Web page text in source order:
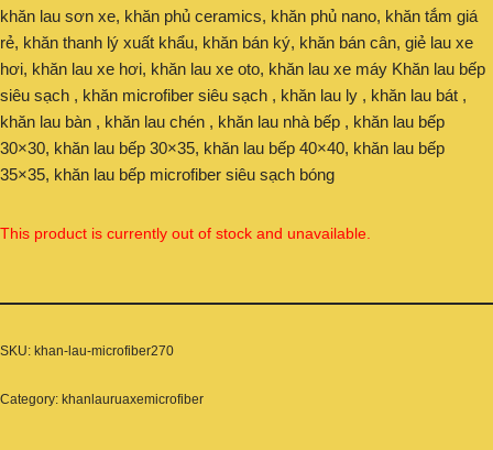
khăn lau sơn xe, khăn phủ ceramics, khăn phủ nano, khăn tắm giá
rẻ, khăn thanh lý xuất khẩu, khăn bán ký, khăn bán cân, giẻ lau xe
hơi, khăn lau xe hơi, khăn lau xe oto, khăn lau xe máy Khăn lau bếp
siêu sạch , khăn microfiber siêu sạch , khăn lau ly , khăn lau bát ,
khăn lau bàn , khăn lau chén , khăn lau nhà bếp , khăn lau bếp
30×30, khăn lau bếp 30×35, khăn lau bếp 40×40, khăn lau bếp
35×35, khăn lau bếp microfiber siêu sạch bóng
This product is currently out of stock and unavailable.
SKU: khan-lau-microfiber270
Category: khanlauruaxemicrofiber